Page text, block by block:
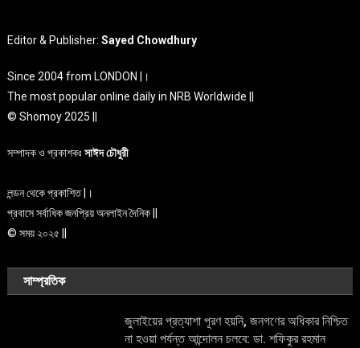
Editor & Publisher:Sayed Chowdhury
Since 2004 from LONDON |।
The most popular online daily in NRB Worldwide ||
© Shomoy 2025 ||
সম্পাদক ও প্রকাশকঃসাঈদ চৌধুরী
লন্ডন থেকে প্রকাশিত |।
প্রবাসে সর্বাধিক জনপ্রিয় অনলাইন দৈনিক ||
© সময় ২০২৫ ||
সাম্প্রতিক
জুলাইয়ের প্রত্যাশা পূরণ হয়নি, জনগণের অধিকার নিশ্চিত
না হওয়া পর্যন্ত আন্দোলন চলবে: ডা. শফিকুর রহমান